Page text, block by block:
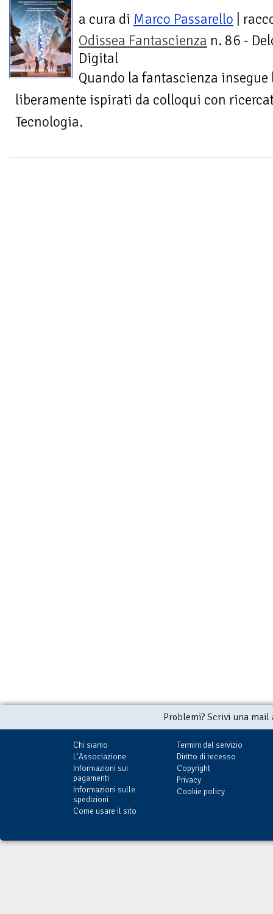
a cura di Marco Passarello |
Odissea Fantascienza n. 86 -
Digital
Quando la fantascienza
liberamente ispirati da colloqui con
Tecnologia.
Problemi? Scrivi una
Chi siamo
L'Associazione
Informazioni sui
pagamenti
Informazioni sulle
spedizioni
Come usare il sito
Termini del servizio
Diritto di recesso
Copyright
Privacy
Cookie policy